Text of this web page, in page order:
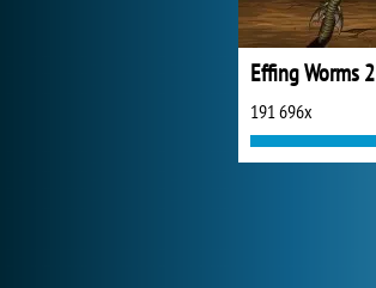
Effing Worms 2
191 696x